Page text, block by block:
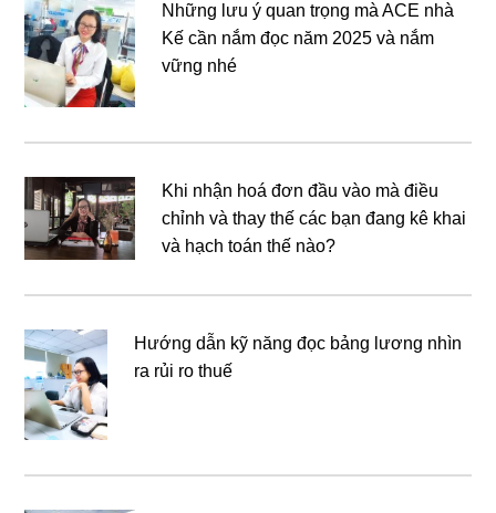
Những lưu ý quan trọng mà ACE nhà
Kế cần nắm đọc năm 2025 và nắm
vững nhé
Khi nhận hoá đơn đầu vào mà điều
chỉnh và thay thế các bạn đang kê khai
và hạch toán thế nào?
Hướng dẫn kỹ năng đọc bảng lương nhìn
ra rủi ro thuế